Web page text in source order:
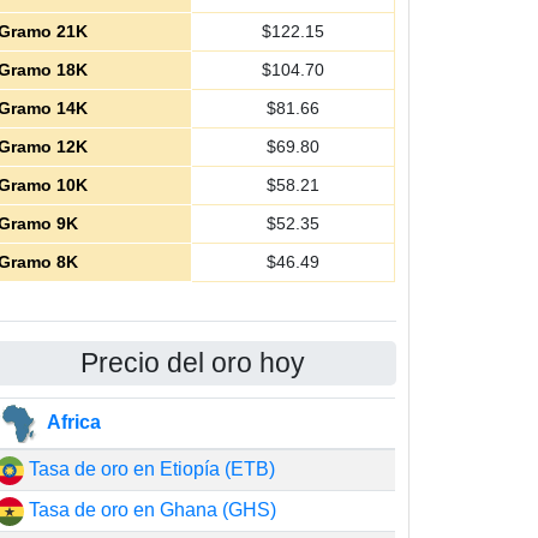
21K
$122.15
18K
$104.70
14K
$81.66
12K
$69.80
10K
$58.21
9K
$52.35
8K
$46.49
Precio del oro hoy
Africa
Tasa de oro en Etiopía (ETB)
Tasa de oro en Ghana (GHS)